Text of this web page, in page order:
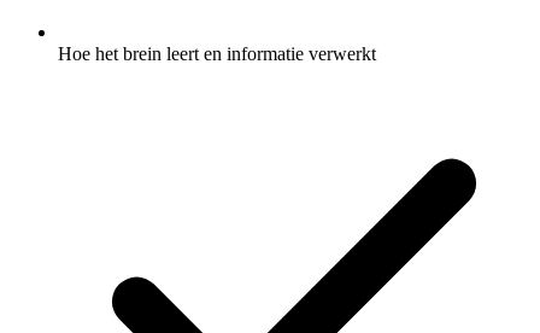
Hoe het brein leert en informatie verwerkt